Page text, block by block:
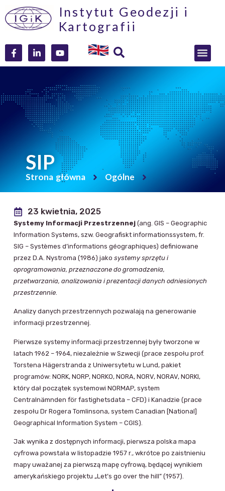
Instytut Geodezji i
Kartografii
SIP
Strona główna Ogólne
23 kwietnia, 2025
Systemy Informacji Przestrzennej (ang. GIS – Geographic
Information Systems, szw. Geografiskt informationssystem, fr.
SIG – Systèmes d’informations géographiques) definiowane
przez D.A. Nystroma (1986) jako systemy sprzętu i
oprogramowania, przeznaczone do gromadzenia,
przetwarzania, analizowania i prezentacji danych odniesionych
przestrzennie.
Analizy danych przestrzennych pozwalają na generowanie
informacji przestrzennej.
Pierwsze systemy informacji przestrzennej były tworzone w
latach 1962 – 1964, niezależnie w Szwecji (prace zespołu prof.
Torstena Hägerstranda z Uniwersytetu w Lund, pakiet
programów: NORK, NORP, NORKO, NORA, NORV, NORAV, NORKI,
który dał początek systemowi NORMAP, system
Centralnämnden för fastighetsdata – CFD) i Kanadzie (prace
zespołu Dr Rogera Tomlinsona, system Canadian [National]
Geographical Information System – CGIS).
Jak wynika z dostępnych informacji, pierwsza polska mapa
cyfrowa powstała w listopadzie 1957 r., wkrótce po zaistnieniu
mapy uważanej za pierwszą mapę cyfrową, będącej wynikiem
amerykańskiego projektu „Let’s go over the hill” (1957).